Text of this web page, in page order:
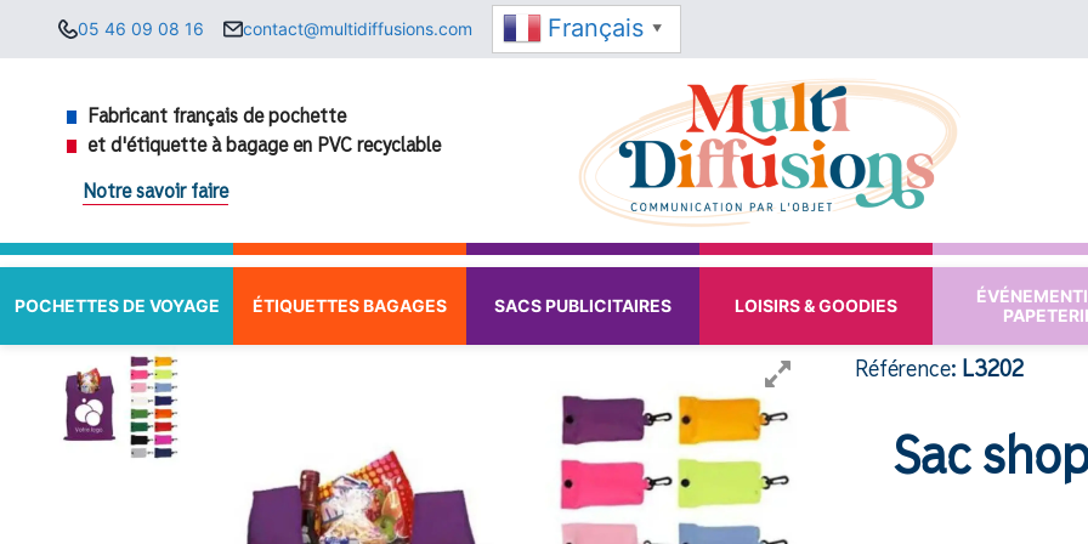
05 46 09 08 16 contact@multidiffusions.com Français ▼
Fabricant français de pochette
et d'étiquette à bagage en PVC recyclable
Notre savoir faire
POCHETTES DE VOYAGE ÉTIQUETTES BAGAGES SACS PUBLICITAIRES LOISIRS & GOODIES
Référence: L3202
Sac